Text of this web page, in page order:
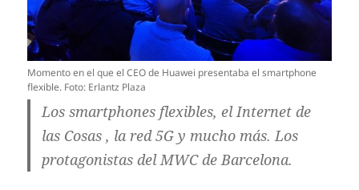
Momento en el que el CEO de Huawei presentaba el smartphone
flexible. Foto: Erlantz Plaza
Los smartphones flexibles, el Internet de
las Cosas , la red 5G y mucho más. Los
protagonistas del MWC de Barcelona.